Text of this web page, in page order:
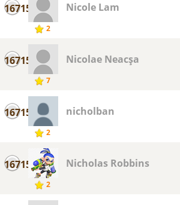
16715
2
Nicole Lam
16715
7
Nicolae Neacşa
16715
2
nicholban
16715
2
Nicholas Robbins